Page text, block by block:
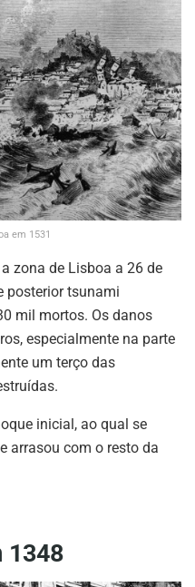
em 1531
zona de Lisboa a 26 de
posterior tsunami
mil mortos. Os danos
especialmente na parte
um terço das
inicial, ao qual se
arrasou com o resto da
1348